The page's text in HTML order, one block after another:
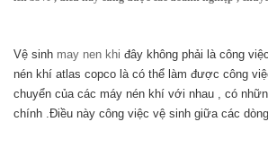
Vệ sinh may nen khi đây không phải là công
nén khí atlas copco là có thể làm được công
chuyển của các máy nén khí với nhau , có
chính .Điều này công việc vệ sinh giữa các